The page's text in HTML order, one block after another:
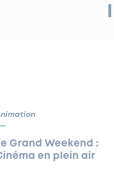
Grand Weekend :
en plein air